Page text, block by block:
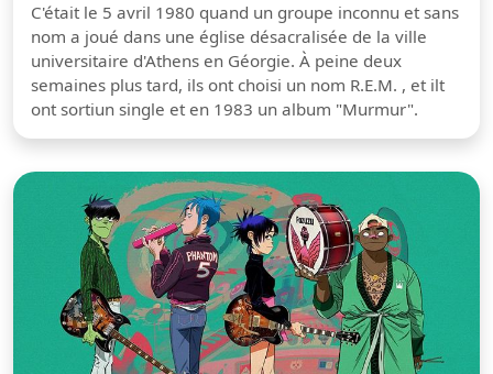
C'était le 5 avril 1980 quand un groupe inconnu et sans
nom a joué dans une église désacralisée de la ville
universitaire d'Athens en Géorgie. À peine deux
semaines plus tard, ils ont choisi un nom R.E.M. , et ilt
ont sortiun single et en 1983 un album "Murmur".